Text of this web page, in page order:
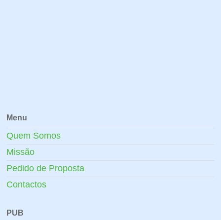
Menu
Quem Somos
Missão
Pedido de Proposta
Contactos
PUB